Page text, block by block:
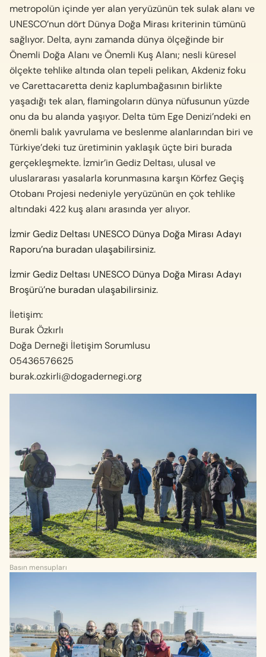
metropolün içinde yer alan yeryüzünün tek sulak alanı ve
UNESCO’nun dört Dünya Doğa Mirası kriterinin tümünü
sağlıyor. Delta, aynı zamanda dünya ölçeğinde bir
Önemli Doğa Alanı ve Önemli Kuş Alanı; nesli küresel
ölçekte tehlike altında olan tepeli pelikan, Akdeniz foku
ve Carettacaretta deniz kaplumbağasının birlikte
yaşadığı tek alan, flamingoların dünya nüfusunun yüzde
onu da bu alanda yaşıyor. Delta tüm Ege Denizi’ndeki en
önemli balık yavrulama ve beslenme alanlarından biri ve
Türkiye’deki tuz üretiminin yaklaşık üçte biri burada
gerçekleşmekte. İzmir’in Gediz Deltası, ulusal ve
uluslararası yasalarla korunmasına karşın Körfez Geçiş
Otobanı Projesi nedeniyle yeryüzünün en çok tehlike
altındaki 422 kuş alanı arasında yer alıyor.
İzmir Gediz Deltası UNESCO Dünya Doğa Mirası Adayı
Raporu’na buradan ulaşabilirsiniz.
İzmir Gediz Deltası UNESCO Dünya Doğa Mirası Adayı
Broşürü’ne buradan ulaşabilirsiniz.
İletişim:
Burak Özkırlı
Doğa Derneği İletişim Sorumlusu
05436576625
burak.ozkirli@dogadernegi.org
Basın mensupları